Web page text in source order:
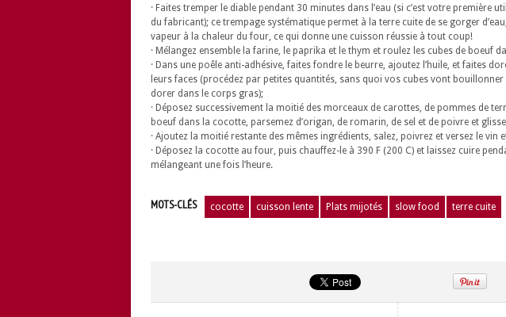
· Faites tremper le diable pendant 30 minutes dans l’eau (si c’est votre première
du fabricant); ce trempage systématique permet à la terre cuite de se gorger
vapeur à la chaleur du four, ce qui donne une cuisson réussie à tout coup!
· Mélangez ensemble la farine, le paprika et le thym et roulez les cubes de boeuf
· Dans une poêle anti-adhésive, faites fondre le beurre, ajoutez l’huile, et faites
leurs faces (procédez par petites quantités, sans quoi vos cubes vont
dorer dans le corps gras);
· Déposez successivement la moitié des morceaux de carottes, de pommes de
boeuf dans la cocotte, parsemez d’origan, de romarin, de sel et de poivre et
· Ajoutez la moitié restante des mêmes ingrédients, salez, poivrez et versez le vin
· Déposez la cocotte au four, puis chauffez-le à 390 F (200 C) et laissez cuire
mélangeant une fois l’heure.
MOTS-CLÉS cocotte cuisson lente Plats mijotés slow food terre cuite